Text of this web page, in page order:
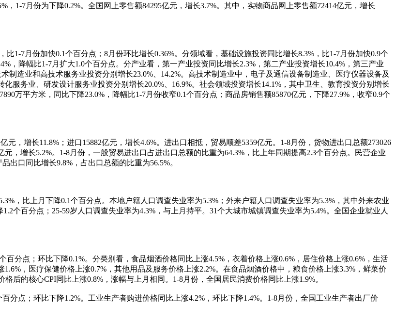
，1-7月份为下降0.2%。全国网上零售额84295亿元，增长3.7%。其中，实物商品网上零售额72414亿元，增长
7月份加快0.1个百分点；8月份环比增长0.36%。分领域看，基础设施投资同比增长8.3%，比1-7月份加快0.9个
，降幅比1-7月扩大1.0个百分点。分产业看，第一产业投资同比增长2.3%，第二产业投资增长10.4%，第三产业
制造业和高技术服务业投资分别增长23.0%、14.2%。高技术制造业中，电子及通信设备制造业、医疗仪器设备及
服务业、研发设计服务业投资分别增长20.0%、16.9%。社会领域投资增长14.1%，其中卫生、教育投资分别增长
万平方米，同比下降23.0%，降幅比1-7月份收窄0.1个百分点；商品房销售额85870亿元，下降27.9%，收窄0.9个
，增长11.8%；进口15882亿元，增长4.6%。进出口相抵，贸易顺差5359亿元。1-8月份，货物进出口总额273026
元，增长5.2%。1-8月份，一般贸易进出口占进出口总额的比重为64.3%，比上年同期提高2.3个百分点。民营企业
出口同比增长9.8%，占出口总额的比重为56.5%。
，比上月下降0.1个百分点。本地户籍人口调查失业率为5.3%；外来户籍人口调查失业率为5.3%，其中外来农业
个百分点；25-59岁人口调查失业率为4.3%，与上月持平。31个大城市城镇调查失业率为5.4%。全国企业就业人
点；环比下降0.1%。分类别看，食品烟酒价格同比上涨4.5%，衣着价格上涨0.6%，居住价格上涨0.6%，生活
，医疗保健价格上涨0.7%，其他用品及服务价格上涨2.2%。在食品烟酒价格中，粮食价格上涨3.3%，鲜菜价
后的核心CPI同比上涨0.8%，涨幅与上月相同。1-8月份，全国居民消费价格同比上涨1.9%。
点；环比下降1.2%。工业生产者购进价格同比上涨4.2%，环比下降1.4%。1-8月份，全国工业生产者出厂价